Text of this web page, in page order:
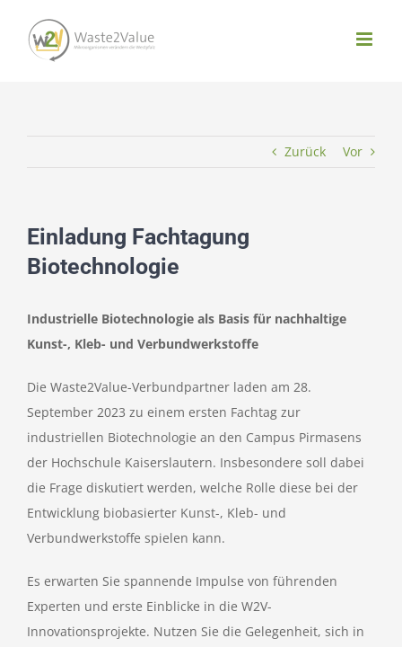
Inhalt
springen
Zurück Vor
Einladung Fachtagung
Biotechnologie
Industrielle Biotechnologie als Basis für nachhaltige
Kunst-, Kleb- und Verbundwerkstoffe
Die Waste2Value-Verbundpartner laden am 28.
September 2023 zu einem ersten Fachtag zur
industriellen Biotechnologie an den Campus Pirmasens
der Hochschule Kaiserslautern. Insbesondere soll dabei
die Frage diskutiert werden, welche Rolle diese bei der
Entwicklung biobasierter Kunst-, Kleb- und
Verbundwerkstoffe spielen kann.
Es erwarten Sie spannende Impulse von führenden
Experten und erste Einblicke in die W2V-
Innovationsprojekte. Nutzen Sie die Gelegenheit, sich in